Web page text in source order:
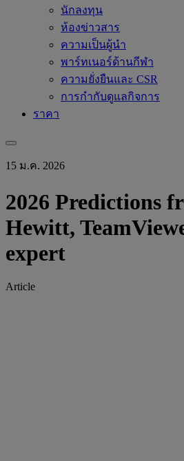
นักลงทุน
ห้องข่าวสาร
ความเป็นผู้นำ
พาร์ทเนอร์ด้านกีฬา
ความยั่งยืนและ CSR
การกำกับดูแลกิจการ
ราคา
15 ม.ค. 2026
2026 Predictions
Hewitt,
expert
Article